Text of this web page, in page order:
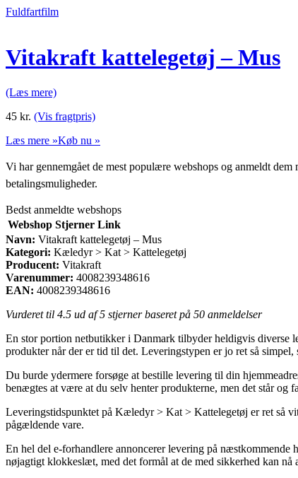
Fuldfartfilm
Vitakraft kattelegetøj – Mus
(Læs mere)
45 kr. (Vis fragtpris)
Læs mere »Køb nu »
Vi har gennemgået de mest populære webshops og anmeldt
betalingsmuligheder.
Bedst anmeldte webshops
Webshop Stjerner Link
Navn: Vitakraft kattelegetøj – Mus
Kategori: Kæledyr > Kat > Kattelegetøj
Producent: Vitakraft
Varenummer: 4008239348616
EAN: 4008239348616
Vurderet til 4.5 ud af 5 stjerner baseret på 50 anmeldelser
En stor portion netbutikker i Danmark tilbyder heldigvis diverse
produkter når der er tid til det. Leveringstypen er jo ret så
Du burde ydermere forsøge at bestille levering til din
benægtes at være at du selv henter produkterne, men det står og
Leveringstidspunktet på Kæledyr > Kat > Kattelegetøj er ret så
pågældende vare.
En hel del e-forhandlere annoncerer levering på næstkommende
nøjagtigt klokkeslæt, med det formål at de med sikkerhed kan nå